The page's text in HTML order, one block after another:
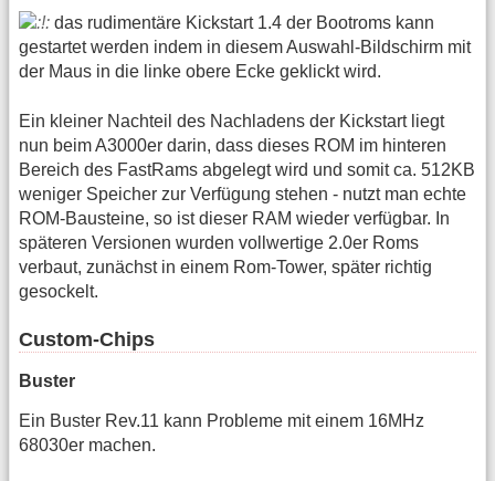
das rudimentäre Kickstart 1.4 der Bootroms kann
gestartet werden indem in diesem Auswahl-Bildschirm mit
der Maus in die linke obere Ecke geklickt wird.
Ein kleiner Nachteil des Nachladens der Kickstart liegt
nun beim A3000er darin, dass dieses ROM im hinteren
Bereich des FastRams abgelegt wird und somit ca. 512KB
weniger Speicher zur Verfügung stehen - nutzt man echte
ROM-Bausteine, so ist dieser RAM wieder verfügbar. In
späteren Versionen wurden vollwertige 2.0er Roms
verbaut, zunächst in einem Rom-Tower, später richtig
gesockelt.
Custom-Chips
Buster
Ein Buster Rev.11 kann Probleme mit einem 16MHz
68030er machen.